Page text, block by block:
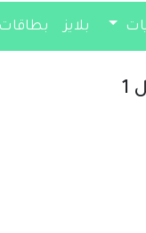
بلايز